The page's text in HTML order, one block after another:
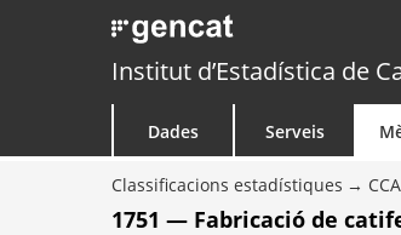
Institut d’Estadística de
Dades Serveis
Classificacions estadístiques
1751 — Fabricació de